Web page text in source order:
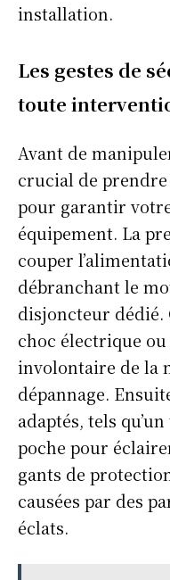
installation.
Les gestes de
toute
Avant de
crucial de
pour garantir
équipement. La
couper
débranchant le
disjoncteur dédié.
choc électrique
involontaire de la
dépannage.
adaptés, tels
poche pour
gants de
causées par des
éclats.